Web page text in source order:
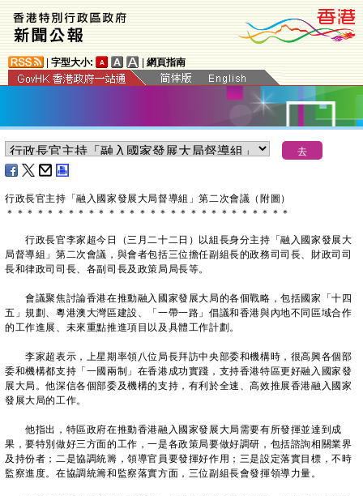
字型大小: 網頁指南
行政長官主持「融入國家發展大局督導組」第二次會議（附圖）
＊ ＊ ＊ ＊ ＊ ＊ ＊ ＊ ＊ ＊ ＊ ＊ ＊ ＊ ＊ ＊ ＊ ＊ ＊ ＊ ＊ ＊ ＊ ＊ ＊ ＊ ＊ ＊
行政長官李家超今日（三月二十二日）以組長身分主持「融入國家發展大
局督導組」第二次會議，與會者包括三位擔任副組長的政務司司長、財政司司
長和律政司司長、各副司長及政策局局長等。
會議聚焦討論香港在推動融入國家發展大局的各個戰略，包括國家「十四
五」規劃、粵港澳大灣區建設、「一帶一路」倡議和香港與內地不同區域合作
的工作進展、未來重點推進項目以及具體工作計劃。
李家超表示，上星期率領八位局長拜訪中央部委和機構時，很高興各個部
委和機構都支持「一國兩制」在香港成功實踐，支持香港特區更好融入國家發
展大局。他深信各個部委及機構的支持，有利於全速、高效推展香港融入國家
發展大局的工作。
他指出，特區政府在推動香港融入國家發展大局需要有所發揮並達到成
果，要特別做好三方面的工作，一是各政策局要做好調研，包括諮詢相關業界
及持份者；二是協調統籌，領導官員要發揮好作用；三是設定落實目標，不時
監察進度。在協調統籌和監察落實方面，三位副組長會發揮領導力量。